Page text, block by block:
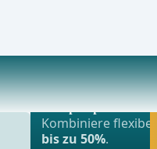
größerer Gefäße ...
Beliebtestes
webop - Sparflex
Kombiniere
bis zu 50%.